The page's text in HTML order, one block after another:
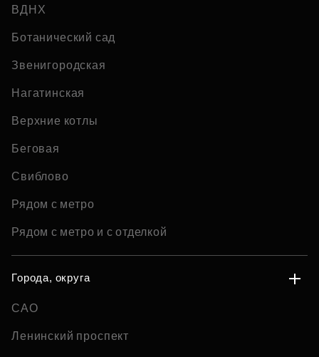
ВДНХ
Ботанический сад
Звенигородская
Нагатинская
Верхние котлы
Беговая
Свиблово
Рядом с метро
Рядом с метро и с отделкой
Города, округа
САО
Ленинский проспект